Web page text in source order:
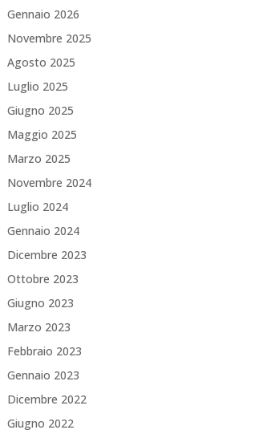
Gennaio 2026
Novembre 2025
Agosto 2025
Luglio 2025
Giugno 2025
Maggio 2025
Marzo 2025
Novembre 2024
Luglio 2024
Gennaio 2024
Dicembre 2023
Ottobre 2023
Giugno 2023
Marzo 2023
Febbraio 2023
Gennaio 2023
Dicembre 2022
Giugno 2022